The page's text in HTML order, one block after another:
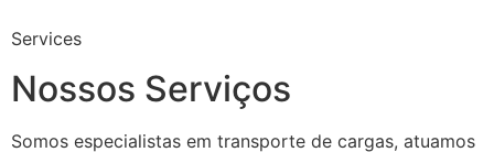
Services
Nossos Serviços
Somos especialistas em transporte de cargas, atuamos